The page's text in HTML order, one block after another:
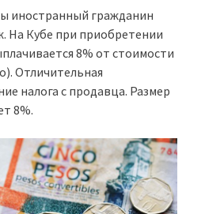
иностранный гражданин
На Кубе при приобретении
8% от стоимости
Отличительная
налога с продавца. Размер
8%.